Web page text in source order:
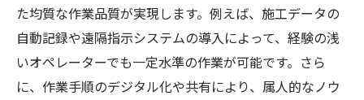
た均質な作業品質が実現します。例えば、施工データの
自動記録や遠隔指示システムの導入によって、経験の浅
いオペレーターでも一定水準の作業が可能です。さら
に、作業手順のデジタル化や共有により、属人的なノウ